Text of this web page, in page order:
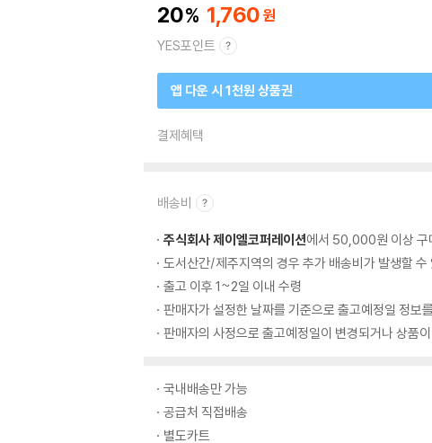
20 1,760
YES포인트
앱 다운 시 1천원 상품권
결제혜택
배송비
주식회사 제이엘코퍼레이션에서 50,000원 이상 구
도서산간/제주지역의 경우 추가 배송비가 발생할 수
출고 이후 1~2일 이내 수령
판매자가 설정한 날짜를 기준으로 출고예정일 정보
판매자의 사정으로 출고예정일이 변경되거나 상품
국내배송만 가능
공급처 직접배송
별도카트